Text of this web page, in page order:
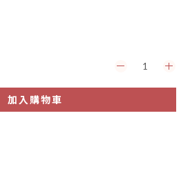
加入購物車